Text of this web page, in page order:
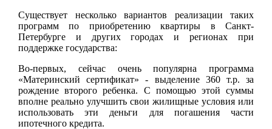
Существует несколько вариантов реализации таких
программ по приобретению квартиры в Санкт-
Петербурге и других городах и регионах при
поддержке государства:
Во-первых, сейчас очень популярна программа
«Материнский сертификат» - выделение 360 т.р. за
рождение второго ребенка. С помощью этой суммы
вполне реально улучшить свои жилищные условия или
использовать эти деньги для погашения части
ипотечного кредита.